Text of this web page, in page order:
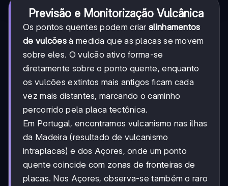
Previsão e Monitorização Vulcânica
Os pontos quentes podem criar alinhamentos
de vulcões à medida que as placas se movem
sobre eles. O vulcão ativo forma-se
diretamente sobre o ponto quente, enquanto
os vulcões extintos mais antigos ficam cada
vez mais distantes, marcando o caminho
percorrido pela placa tectônica.
Em Portugal, encontramos vulcanismo nas ilhas
da Madeira (resultado de vulcanismo
intraplacas) e dos Açores, onde um ponto
quente coincide com zonas de fronteiras de
placas. Nos Açores, observa-se também o raro